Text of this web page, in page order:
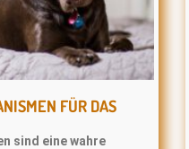
FÜR DAS
sind eine wahre